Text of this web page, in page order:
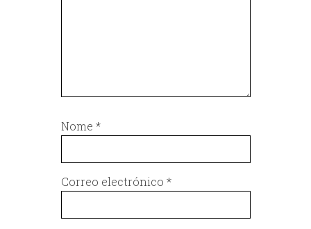
Nome *
Correo electrónico *